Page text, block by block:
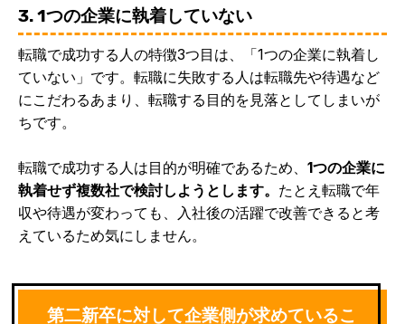
3. 1つの企業に執着していない
転職で成功する人の特徴3つ目は、「1つの企業に執着し
ていない」です。転職に失敗する人は転職先や待遇など
にこだわるあまり、転職する目的を見落としてしまいが
ちです。
転職で成功する人は目的が明確であるため、 1つの企業に
執着せず複数社で検討しようとします。 たとえ転職で年
収や待遇が変わっても、入社後の活躍で改善できると考
えているため気にしません。
第二新卒に対して企業側が求めているこ